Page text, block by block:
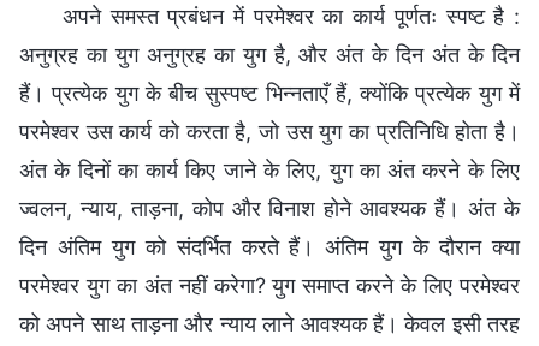
अपने समस्त प्रबंधन में परमेश्वर का कार्य पूर्णतः स्पष्ट है :
अनुग्रह का युग अनुग्रह का युग है, और अंत के दिन अंत के दिन
हैं। प्रत्येक युग के बीच सुस्पष्ट भिन्नताएँ हैं, क्योंकि प्रत्येक युग में
परमेश्वर उस कार्य को करता है, जो उस युग का प्रतिनिधि होता है।
अंत के दिनों का कार्य किए जाने के लिए, युग का अंत करने के लिए
ज्वलन, न्याय, ताड़ना, कोप और विनाश होने आवश्यक हैं। अंत के
दिन अंतिम युग को संदर्भित करते हैं। अंतिम युग के दौरान क्या
परमेश्वर युग का अंत नहीं करेगा? युग समाप्त करने के लिए परमेश्वर
को अपने साथ ताड़ना और न्याय लाने आवश्यक हैं। केवल इसी तरह